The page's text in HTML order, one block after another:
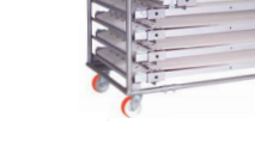
Un Eleme Makineleri
Vakum ve Paketleme
Yük Taşıma Arabaları